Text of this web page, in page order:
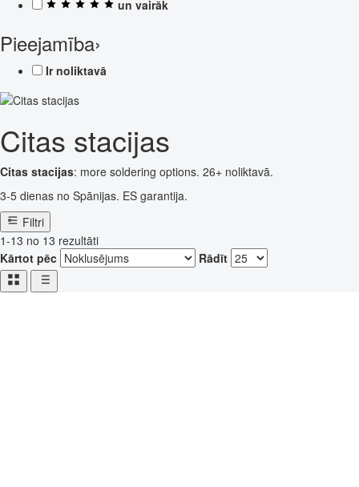
un vairāk
Pieejamība›
Ir noliktavā
Citas stacijas
Citas stacijas: more soldering options. 26+ noliktavā.
3-5 dienas no Spānijas. ES garantija.
Filtri
1-13 no 13 rezultāti
Kārtot pēc
Rādīt